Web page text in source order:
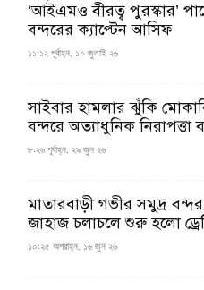
‘আইএমও বীরত্ব পুরস্কার’
বন্দরের ক্যাপ্টেন আসিফ
১১:১২ পূর্বাহ্ন, ১০ জুলাই ২৬
সাইবার হামলার ঝুঁকি
বন্দরে অত্যাধুনিক নিরাপত্তা
৮:২৬ পূর্বাহ্ন, ২৯ জুন ২৬
মাতারবাড়ী গভীর সমুদ্র
জাহাজ চলাচলে শুরু হলো
১০:২৫ অপরাহ্ন, ১৬ জুন ২৬